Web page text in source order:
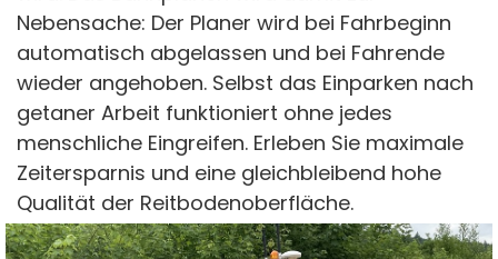
Nebensache: Der Planer wird bei Fahrbeginn
automatisch abgelassen und bei Fahrende
wieder angehoben. Selbst das Einparken nach
getaner Arbeit funktioniert ohne jedes
menschliche Eingreifen. Erleben Sie maximale
Zeitersparnis und eine gleichbleibend hohe
Qualität der Reitbodenoberfläche.